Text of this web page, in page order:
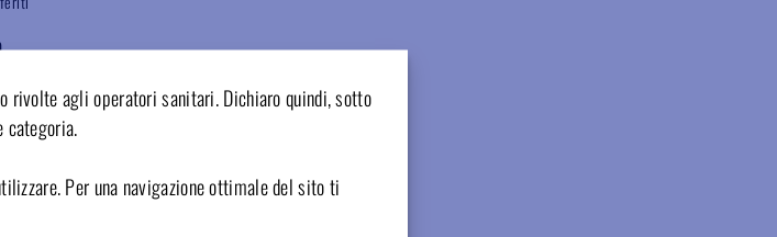
rivolte agli operatori sanitari. Dichiaro quindi, sotto
categoria.
Per una navigazione ottimale del sito ti